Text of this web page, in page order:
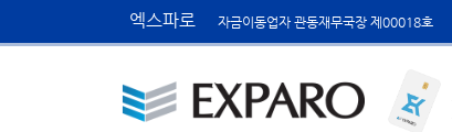
엑스파로 자금이동업자 관동재무국장 제00018호